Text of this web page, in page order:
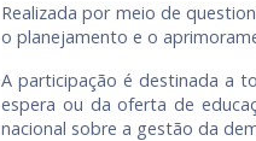
Realizada por meio de
o planejamento e o
A participação é destinada a
espera ou da oferta de
nacional sobre a gestão da